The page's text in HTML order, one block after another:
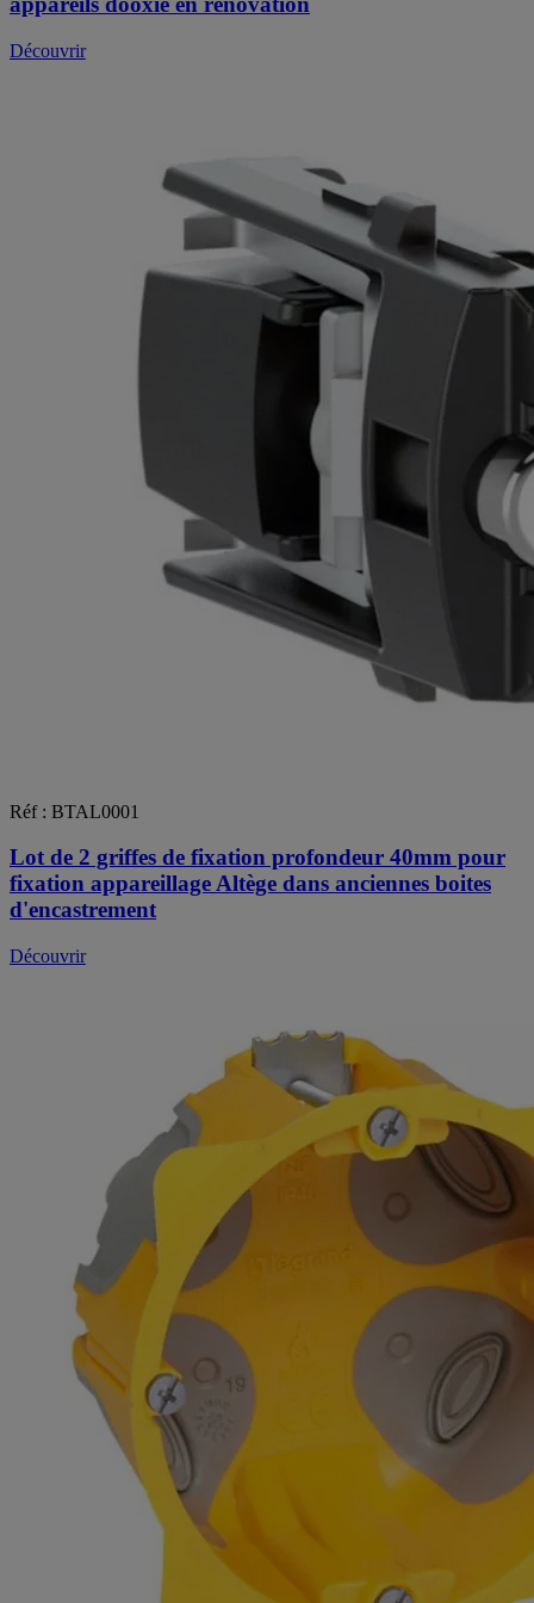
Découvrir
Réf : BTAL0001
Lot de 2 griffes de fixation profondeur 40mm pour
fixation appareillage Altège dans anciennes boites
d'encastrement
Découvrir